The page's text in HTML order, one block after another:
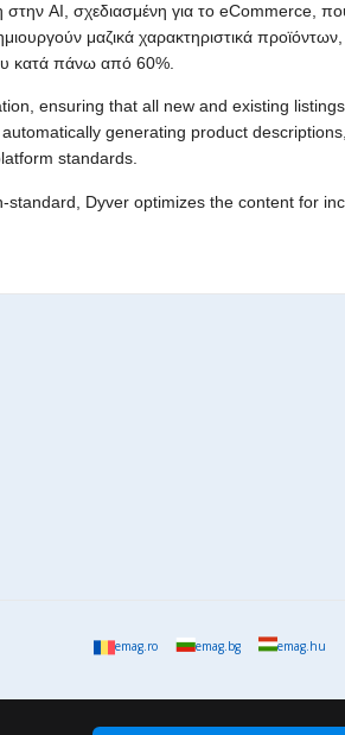
στην AI, σχεδιασμένη για το eCommerce,
μαζικά χαρακτηριστικά προϊόντων,
κατά πάνω από 60%.
ensuring that all new and existing
generating product descriptions,
standards.
Dyver optimizes the content for
emag.ro emag.bg emag.hu